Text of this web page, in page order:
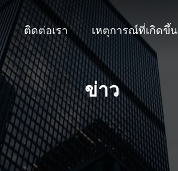
ติดต่อเรา เหตุการณ์ที่เกิดขึ้น
ข่าว